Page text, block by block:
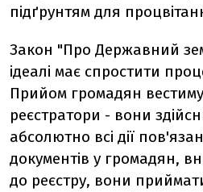
підґрунтям для
Закон "Про Державний
ідеалі має спростити
Прийом громадян
реєстратори - вони
абсолютно всі дії
документів у громадян,
до реєстру, вони